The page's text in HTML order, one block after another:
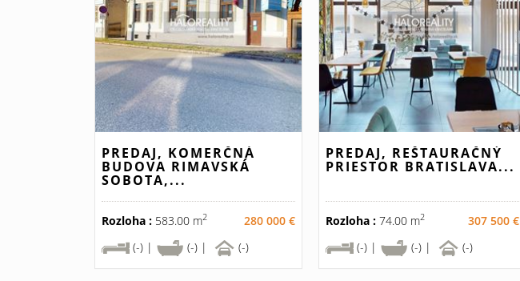
PREDAJ, KOMERČNÁ
BUDOVA RIMAVSKÁ
SOBOTA,...
Rozloha : 583.00 m2
280 000 €
(-) |
(-) | (-)
PREDAJ, REŠTAURAČNÝ
PRIESTOR BRATISLAVA...
Rozloha :74.00 m2
307 500 €
(-) |
(-) | (-)